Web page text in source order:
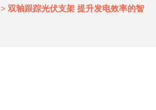
> 双轴跟踪光伏支架 提升发电效率的智